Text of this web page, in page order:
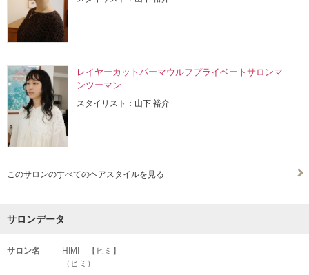
レイヤーカットパーマウルフプライベートサロンマ
ンツーマン
スタイリスト：山下 裕介
このサロンのすべてのヘアスタイルを見る
サロンデータ
サロン名
HIMI 【ヒミ】
（ヒミ）